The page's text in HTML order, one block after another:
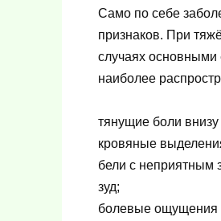
Само по себе
признаков. При
случаях
наиболее
тянущие боли
кровяные
бели с неприятным
зуд;
болевые ощущения